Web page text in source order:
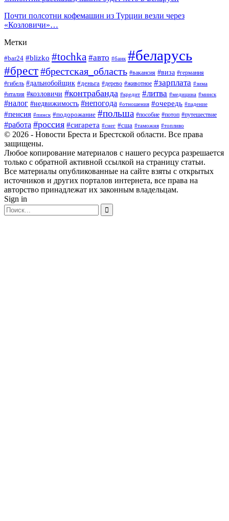
Почти полсотни кофемашин из Турции везли через
«Козловичи»…
Метки
#bar24 #blizko #tochka #авто #банк #беларусь
#брест#брестская_область #вакансия #виза #германия
#гибель #дальнобойщик #деньга #дерево #животное #зарплата #зима
#италия #козловичи #контрабанда #кредит #литва #медицина #минск
#налог #недвижимость #непогода #отношения #очередь #падение
#пенсия #пинск #подорожание #польша #пособие #потоп #путешествие
#работа #россия #сигарета #снег #сша #таможня #топливо
© 2026 - Новости Бреста и Брестской области. Все права
защищены.
Любое копирование материалов с нашего ресурса разрешается
только с обратной активной ссылкой на страницу статьи.
Все материалы опубликованные на сайте взяты с открытых
источников и других порталов интернета, все права на
авторство принадлежат их законным владельцам.
Sign in